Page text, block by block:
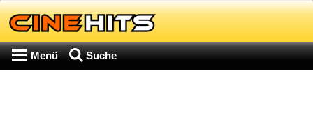
Menü Suche